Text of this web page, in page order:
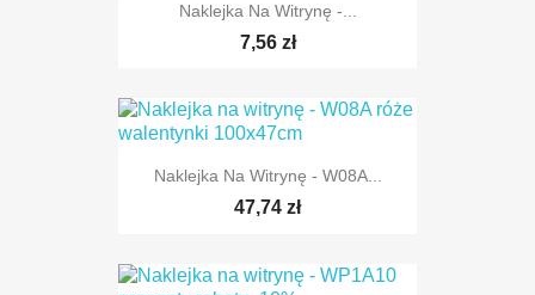
Naklejka Na Witrynę -...
7,56 zł
Naklejka Na Witrynę - W08A...
47,74 zł